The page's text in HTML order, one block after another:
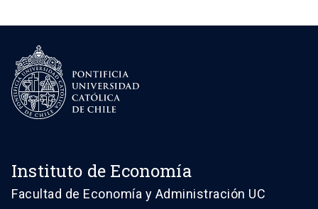
Instituto de Economía
Facultad de Economía y Administración UC